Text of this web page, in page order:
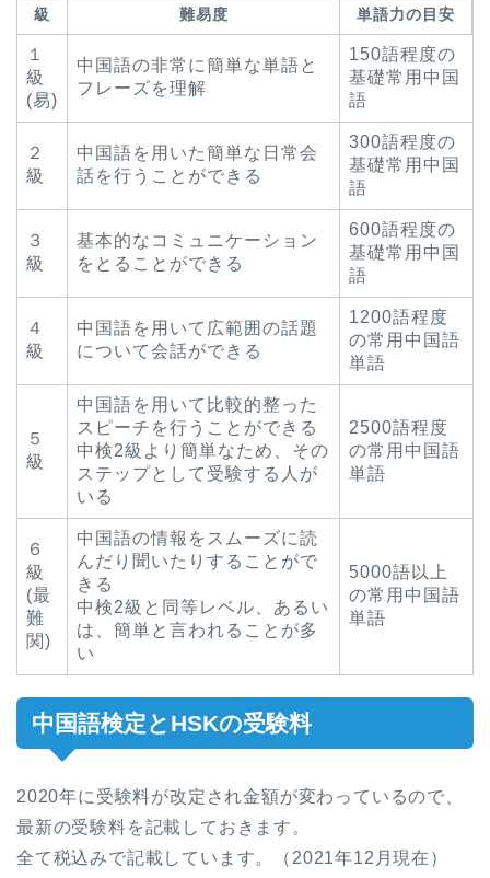
級 難易度 単語力の目安
１
級
(易)
中国語の非常に簡単な単語と
フレーズを理解
150語程度の
基礎常用中国
語
２
級
中国語を用いた簡単な日常会
話を行うことができる
300語程度の
基礎常用中国
語
３
級
基本的なコミュニケーション
をとることができる
600語程度の
基礎常用中国
語
４
級
中国語を用いて広範囲の話題
について会話ができる
1200語程度
の常用中国語
単語
５
級
中国語を用いて比較的整った
スピーチを行うことができる
中検2級より簡単なため、その
ステップとして受験する人が
いる
2500語程度
の常用中国語
単語
６
級
(最
難
関)
中国語の情報をスムーズに読
んだり聞いたりすることがで
きる
中検2級と同等レベル、あるい
は、簡単と言われることが多
い
5000語以上
の常用中国語
単語
中国語検定とHSKの受験料
2020年に受験料が改定され金額が変わっているので、
最新の受験料を記載しておきます。
全て税込みで記載しています。（2021年12月現在）